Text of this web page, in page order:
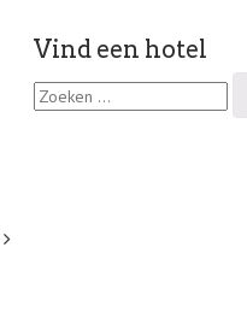
Vind een hotel
Z
o